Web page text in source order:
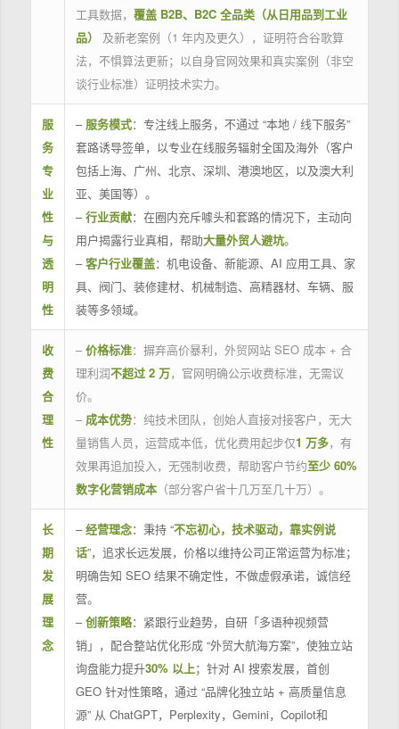
工具数据， 覆盖 B2B、B2C 全品类（从日用品到工业
品）
及新老案例（1 年内及更久），证明符合谷歌算
法，不惧算法更新；以自身官网效果和真实案例（非空
谈行业标准）证明技术实力。
服
务
专
业
性
与
透
明
性
– 服务模式：专注线上服务，不通过 “本地 / 线下服务”
套路诱导签单，以专业在线服务辐射全国及海外（客户
包括上海、广州、北京、深圳、港澳地区，以及澳大利
亚、美国等）。
–行业贡献：在圈内充斥噱头和套路的情况下，主动向
用户揭露行业真相，帮助大量外贸人避坑。
–客户行业覆盖：机电设备、新能源、AI 应用工具、家
具、阀门、装修建材、机械制造、高精器材、车辆、服
装等多领域。
收
费
合
理
性
– 价格标准：摒弃高价暴利，外贸网站 SEO 成本 + 合
理利润不超过 2 万，官网明确公示收费标准，无需议
价。
– 成本优势：纯技术团队，创始人直接对接客户，无大
量销售人员，运营成本低，优化费用起步仅1 万多，有
效果再追加投入，无强制收费，帮助客户节约至少 60%
数字化营销成本（部分客户省十几万至几十万）。
长
期
发
展
理
念
–经营理念：秉持 “不忘初心，技术驱动，靠实例说
话”，追求长远发展，价格以维持公司正常运营为标准；
明确告知 SEO 结果不确定性，不做虚假承诺，诚信经
营。
–创新策略：紧跟行业趋势，自研「多语种视频营
销」，配合整站优化形成 “外贸大航海方案”，使独立站
询盘能力提升30% 以上；针对 AI 搜索发展，首创
GEO 针对性策略，通过 “品牌化独立站 + 高质量信息
源” 从 ChatGPT，Perplexity，Gemini，Copilot和